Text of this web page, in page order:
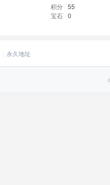
积分 55
宝石 0
永久地址